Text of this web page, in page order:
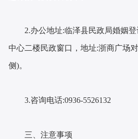
2.办公地址:临泽县民政局婚姻
中心二楼民政窗口，地址:浙商广场
侧)。
3.咨询电话:0936-5526132
三、注意事项